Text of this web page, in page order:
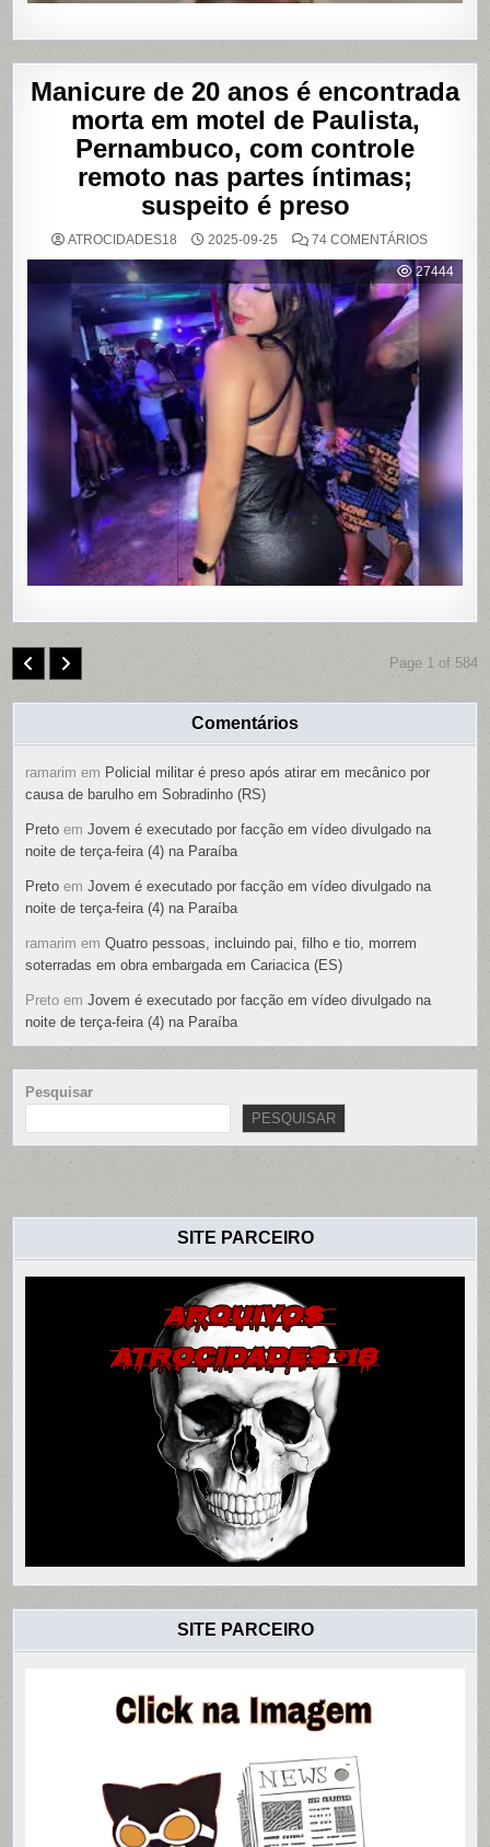
Manicure de 20 anos é encontrada
morta em motel de Paulista,
Pernambuco, com controle
remoto nas partes íntimas;
suspeito é preso
ATROCIDADES18 2025-09-25 74 COMENTÁRIOSEM
DE
20
ANOS
EM
MOTEL
COM
REMOTO
PARTES
É
27444
Page 1 of 584
Comentários
ramarim em Policial militar é preso após atirar em mecânico por
causa de barulho em Sobradinho (RS)
Preto emJovem é executado por facção em vídeo divulgado na
noite de terça-feira (4) na Paraíba
Preto emJovem é executado por facção em vídeo divulgado na
noite de terça-feira (4) na Paraíba
ramarim emQuatro pessoas, incluindo pai, filho e tio, morrem
soterradas em obra embargada em Cariacica (ES)
Preto emJovem é executado por facção em vídeo divulgado na
noite de terça-feira (4) na Paraíba
Pesquisar
PESQUISAR
SITE PARCEIRO
SITE PARCEIRO